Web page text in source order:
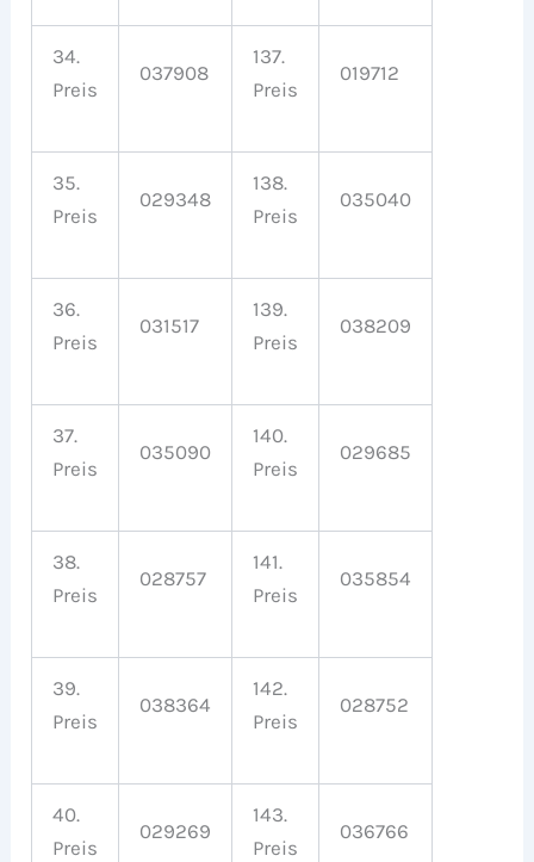
34.
Preis
037908
137.
Preis
019712
35.
Preis
029348
138.
Preis
035040
36.
Preis
031517
139.
Preis
038209
37.
Preis
035090
140.
Preis
029685
38.
Preis
028757
141.
Preis
035854
39.
Preis
038364
142.
Preis
028752
40.
Preis
029269
143.
Preis
036766